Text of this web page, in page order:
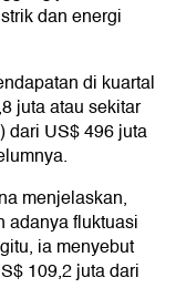
dan energi
di kuartal
juta atau sekitar
dari US$ 496 juta
menjelaskan,
adanya fluktuasi
ia menyebut
109,2 juta dari